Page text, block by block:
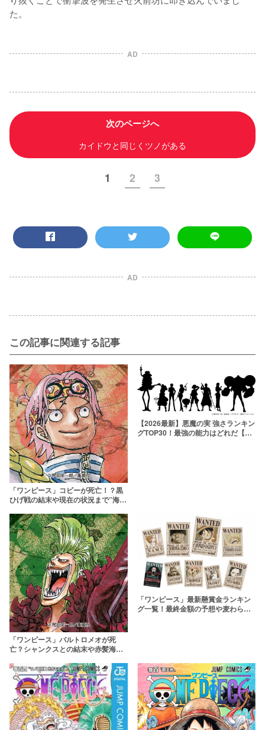
た。
AD
次のページへ
カイドウと同じくツノがある
1 2 3
AD
この記事に関連する記事
「ワンピース」コビーが死亡！？黒
ひげ戦の結末や現在の状況まで”海軍
【2026最新】悪魔の実 強さランキン
グTOP30！最強の能力はどれだ【強
「ワンピース」バルトロメオが死
亡？シャンクスとの結末や赤髪海賊
「ワンピース」最新懸賞金ランキン
グ一覧！最終金額の予想や麦わらの